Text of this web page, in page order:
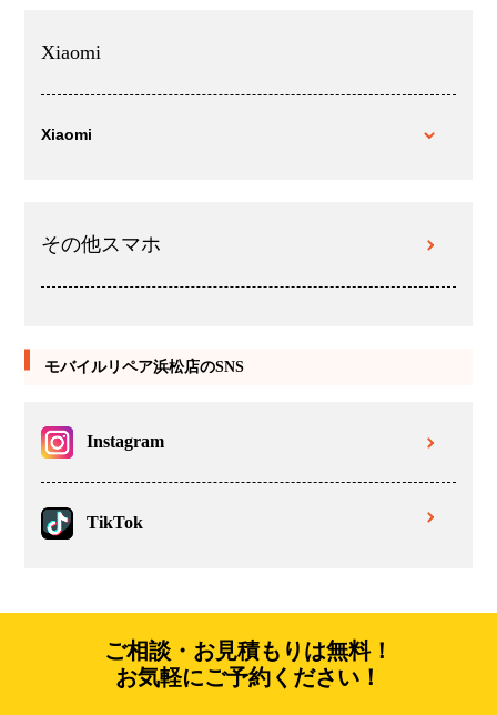
Xiaomi
Xiaomi
その他スマホ
モバイルリペア浜松店のSNS
Instagram
TikTok
ご相談・お見積もりは無料！
お気軽にご予約ください！